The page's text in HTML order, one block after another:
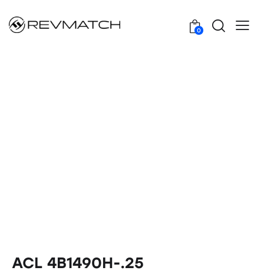
0
ACL 4B1490H-.25